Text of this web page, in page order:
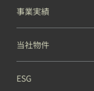
事業実績
当社物件
ESG